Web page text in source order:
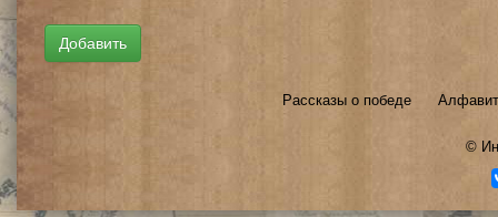
Рассказы о победе
©